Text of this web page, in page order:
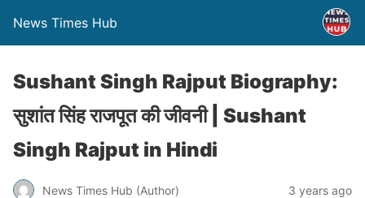
News Times Hub
Sushant Singh Rajput Biography:
सुशांत सिंह राजपूत की जीवनी | Sushant
Singh Rajput in Hindi
News Times Hub (Author) 3 years ago